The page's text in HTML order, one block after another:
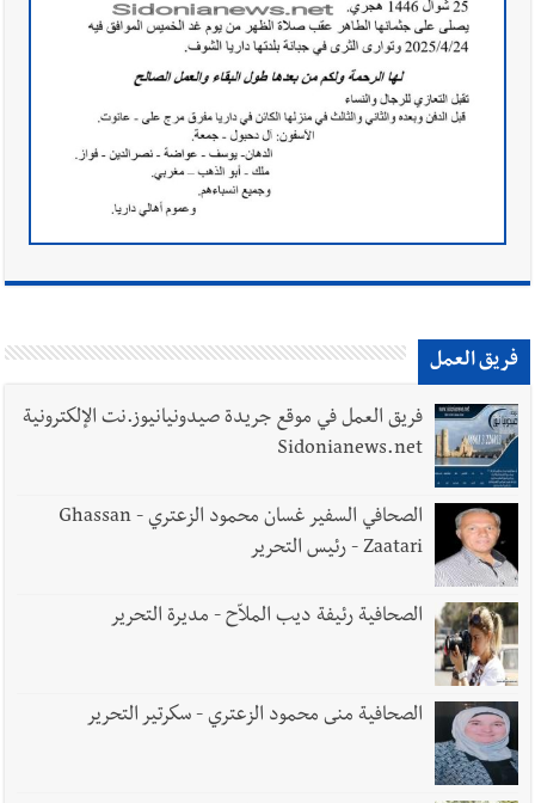
فريق العمل
فريق العمل في موقع جريدة صيدونيانيوز.نت الإلكترونية
Sidonianews.net
الصحافي السفير غسان محمود الزعتري - Ghassan
Zaatari - رئيس التحرير
الصحافية رئيفة ديب الملاّح - مديرة التحرير
الصحافية منى محمود الزعتري - سكرتير التحرير